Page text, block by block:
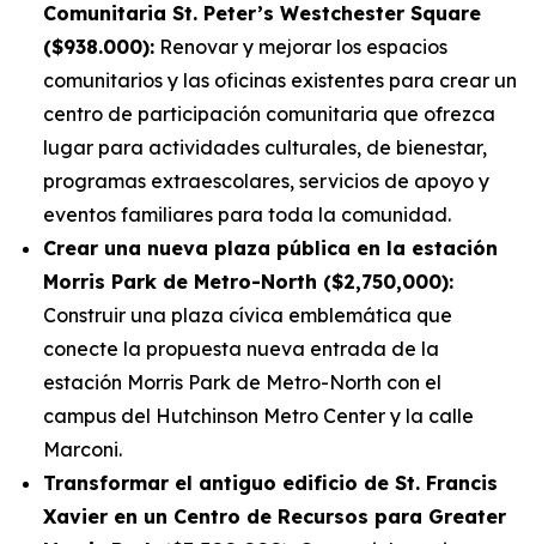
Comunitaria St. Peter’s Westchester Square
($938.000): Renovar y mejorar los espacios
comunitarios y las oficinas existentes para crear un
centro de participación comunitaria que ofrezca
lugar para actividades culturales, de bienestar,
programas extraescolares, servicios de apoyo y
eventos familiares para toda la comunidad.
Crear una nueva plaza pública en la estación
Morris Park de Metro-North ($2,750,000):
Construir una plaza cívica emblemática que
conecte la propuesta nueva entrada de la
estación Morris Park de Metro-North con el
campus del Hutchinson Metro Center y la calle
Marconi.
Transformar el antiguo edificio de St. Francis
Xavier en un Centro de Recursos para Greater